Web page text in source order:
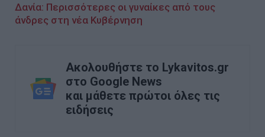
Δανία: Περισσότερες οι γυναίκες από τους
άνδρες στη νέα Κυβέρνηση
Ακολουθήστε το Lykavitos.gr
στο Google News
και μάθετε πρώτοι όλες τις
ειδήσεις